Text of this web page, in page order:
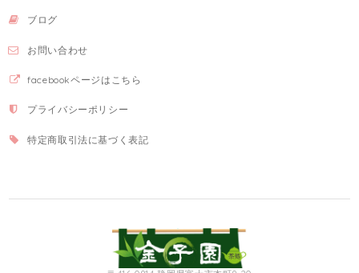
ブログ
お問い合わせ
facebookページはこちら
プライバシーポリシー
特定商取引法に基づく表記